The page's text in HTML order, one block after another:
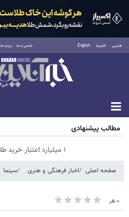
فارسی العربية English تماس با ما درباره ما
جمعه ۱۶ مرداد ۱۴۰۵
مطالب پیشنهادی
۱ میلیارد اعتبار خرید طلا | بدون ضامن و چک
صفحه اصلی اخبار فرهنگی و هنری سینما
۰ نفر